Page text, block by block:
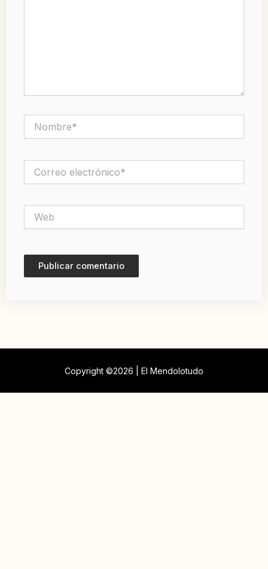
electrónico*
Copyright ©2026 | El Mendolotudo